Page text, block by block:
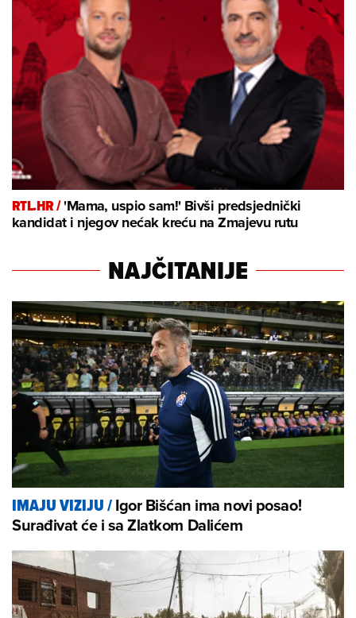
RTL.HR /'Mama, uspio sam!' Bivši predsjednički
kandidat i njegov nećak kreću na Zmajevu rutu
NAJČITANIJE
IMAJU VIZIJU/Igor Bišćan ima novi posao!
Surađivat će i sa Zlatkom Dalićem